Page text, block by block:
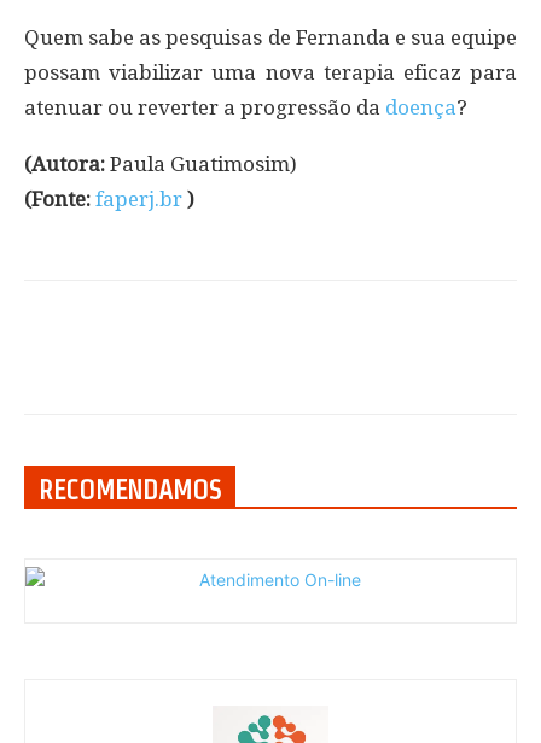
Quem sabe as pesquisas de Fernanda e sua equipe
possam viabilizar uma nova terapia eficaz para
atenuar ou reverter a progressão da doença?
(Autora: Paula Guatimosim)
(Fonte: faperj.br )
RECOMENDAMOS